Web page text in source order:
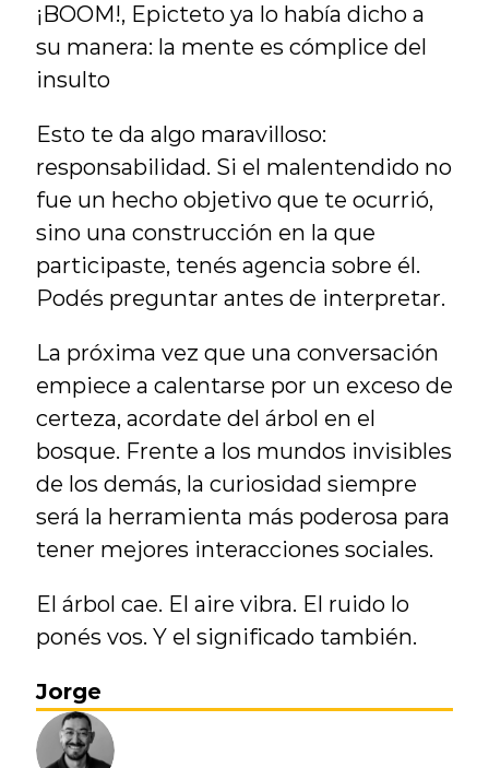
¡BOOM!, Epicteto ya lo había dicho a
su manera: la mente es cómplice del
insulto
Esto te da algo maravilloso:
responsabilidad. Si el malentendido no
fue un hecho objetivo que te ocurrió,
sino una construcción en la que
participaste, tenés agencia sobre él.
Podés preguntar antes de interpretar.
La próxima vez que una conversación
empiece a calentarse por un exceso de
certeza, acordate del árbol en el
bosque. Frente a los mundos invisibles
de los demás, la curiosidad siempre
será la herramienta más poderosa para
tener mejores interacciones sociales.
El árbol cae. El aire vibra. El ruido lo
ponés vos. Y el significado también.
Jorge